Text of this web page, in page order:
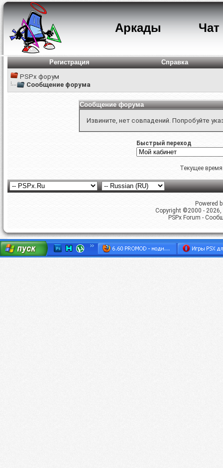
Аркады Чат
Регистрация
Справка
PSPx форум
Сообщение форума
Сообщение форума
Извините, нет совпадений. Попробуйте
Быстрый переход
Текущее
Powered
Copyright ©2000 -
PSPx Forum -